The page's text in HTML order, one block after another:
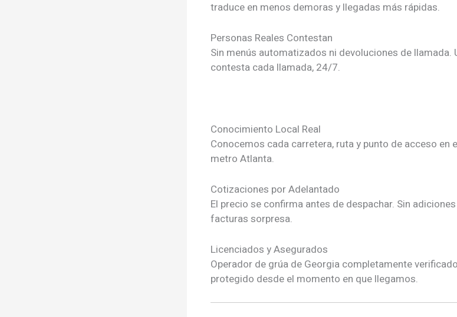
traduce en menos demoras y llegadas más rápidas.
Personas Reales Contestan
Sin menús automatizados ni devoluciones de llamada.
contesta cada llamada, 24/7.
Conocimiento Local Real
Conocemos cada carretera, ruta y punto de acceso en
metro Atlanta.
Cotizaciones por Adelantado
El precio se confirma antes de despachar. Sin
facturas sorpresa.
Licenciados y Asegurados
Operador de grúa de Georgia completamente
protegido desde el momento en que llegamos.